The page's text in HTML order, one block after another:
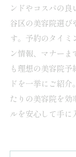
ンドやコスパの
谷区の美容院選び
す。予約のタイ
ン情報、マナー
も理想の美容院
ドを一挙にご紹
たりの美容院を効
ルを安心して手に